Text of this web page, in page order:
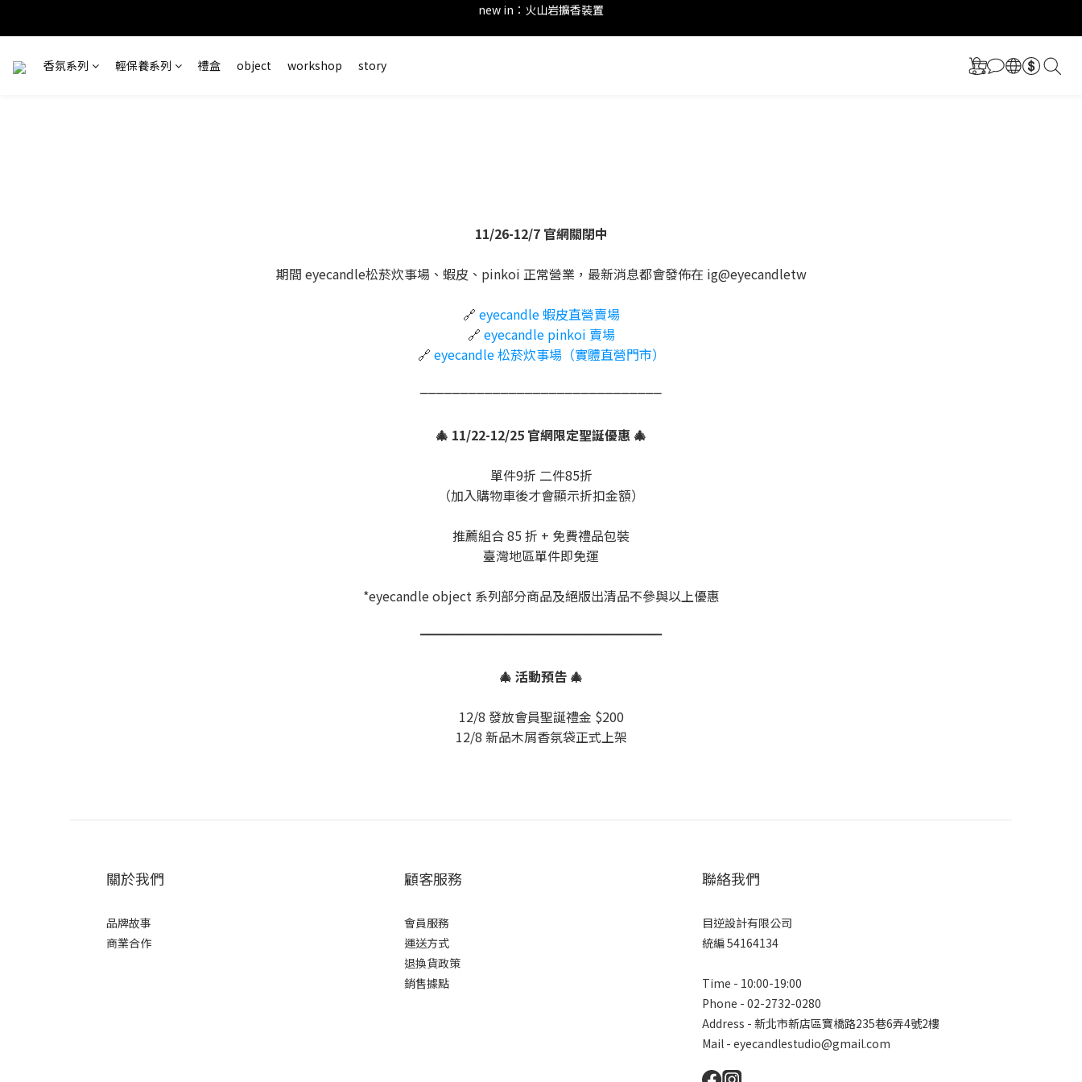
new in：火山岩擴香裝置
訂單完成後留下評價，可以獲得會員點數&購物金！     點擊 會員服務 頁面了解更多福利！
＊ 新舊會員登錄享有$50元購物金與免運優惠 ＊           點擊 會員服務 頁面了解更多福利！
香氛系列 輕保養系列 禮盒 object workshop story
11/26-12/7 官網關閉中
期間 eyecandle松菸炊事場、蝦皮、pinkoi 正常營業，最新消息都會發佈在 ig@eyecandletw
🔗 eyecandle 蝦皮直營賣場
🔗 eyecandle pinkoi 賣場
🔗 eyecandle 松菸炊事場（實體直營門市）
⎻⎻⎻⎻⎻⎻⎻⎻⎻⎻⎻⎻⎻⎻⎻⎻⎻⎻⎻⎻⎻⎻⎻⎻⎻⎻⎻⎻⎻⎻
🎄 11/22-12/25 官網限定聖誕優惠 🎄
單件9折 二件85折
（加入購物車後才會顯示折扣金額）
推薦組合 85 折 + 免費禮品包裝
臺灣地區單件即免運
*eyecandle object 系列部分商品及絕版出清品不參與以上優惠
⎻⎻⎻⎻⎻⎻⎻⎻⎻⎻⎻⎻⎻⎻⎻⎻⎻⎻⎻⎻⎻⎻⎻⎻⎻⎻⎻⎻⎻⎻
🎄 活動預告 🎄
12/8 發放會員聖誕禮金 $200
12/8 新品木屑香氛袋正式上架
關於我們
品牌故事
商業合作
顧客服務
會員服務
運送方式
退換貨政策
銷售據點
聯絡我們
目逆設計有限公司
統編 54164134
Time - 10:00-19:00
Phone - 02-2732-0280
Address - 新北市新店區寶橋路235巷6弄4號2樓
Mail - eyecandlestudio@gmail.com